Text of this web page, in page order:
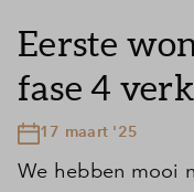
Eerste
fase 4
17 maart '25
We hebben mooi